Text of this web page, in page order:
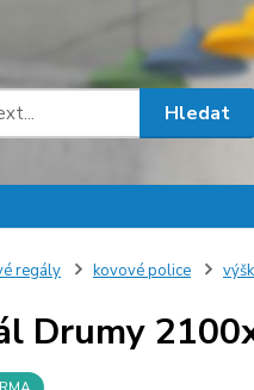
Hledat
regály kovové police
Drumy